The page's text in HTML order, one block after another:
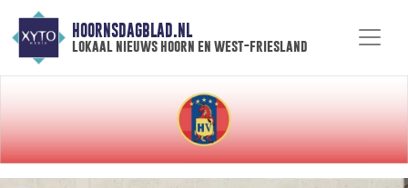
HOORNSDAGBLAD.NL
lokaal nieuws hoorn en west-friesland